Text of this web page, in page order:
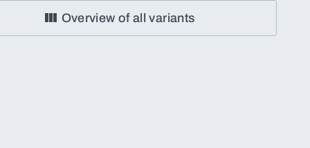
Overview of all variants